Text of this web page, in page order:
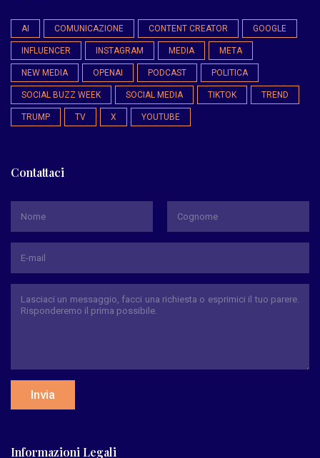
AI COMUNICAZIONE CONTENT CREATOR GOOGLE
INFLUENCER INSTAGRAM MEDIA META
NEW MEDIA OPENAI PODCAST POLITICA
SOCIAL BUZZ WEEK SOCIAL MEDIA TIKTOK TREND
TRUMP TV X YOUTUBE
Contattaci
Invia
Informazioni Legali